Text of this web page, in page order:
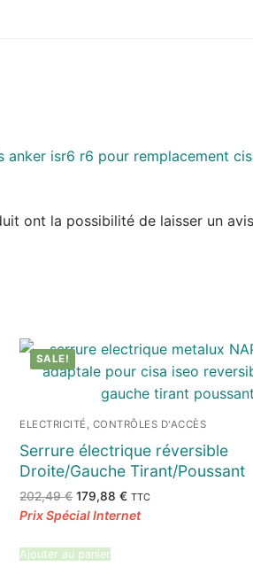
ont la possibilité de laisser un
SALE!
ELECTRICITÉ, CONTRÔLES D'ACCÈS
Serrure électrique réversible
Droite/Gauche Tirant/Poussant
202,49€ Le
initial
179,88€Le
actuel
TTC
Ajouter au panier